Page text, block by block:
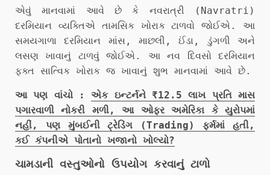
એવું માનવામાં આવે છે કે નવરાત્રી (Navratri)
દરમિયાન વ્યક્તિએ તામસિક ખોરાક ટાળવો જોઈએ. આ
સમયગાળા દરમિયાન માંસ, માછલી, ઈંડા, ડુંગળી અને
લસણ ખાવાનું ટાળવું જોઈએ. આ નવ દિવસો દરમિયાન
ફક્ત સાત્વિક ખોરાક જ ખાવાનું શુભ માનવામાં આવે છે.
આ પણ વાંચો :એક ઇન્ટર્નને ₹12.5 લાખ પ્રતિ માસ
પગારવાળી નોકરી મળી, આ ઓફર અમેરિકા કે યુરોપમાં
નહીં, પણ મુંબઈની ટ્રેડિંગ (Trading) ફર્મમાં હતી,
કઈ કંપનીએ પોતાનો ખજાનો ખોલ્યો?
ચામડાની વસ્તુઓનો ઉપયોગ કરવાનું ટાળો